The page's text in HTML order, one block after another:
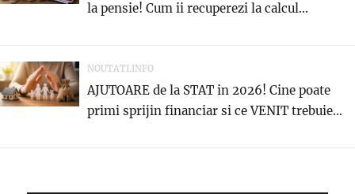
la pensie! Cum ii recuperezi la calcul...
NOUTATI.INFO
AJUTOARE de la STAT in 2026! Cine poate
primi sprijin financiar si ce VENIT trebuie...